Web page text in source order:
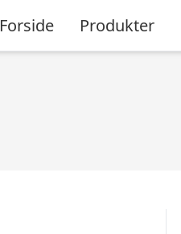
Forside Produkter